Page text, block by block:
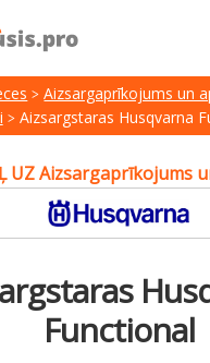
Aizsargaprīkojums un
Aizsargstaras Husqvarna
UZ Aizsargaprīkojums
Functional